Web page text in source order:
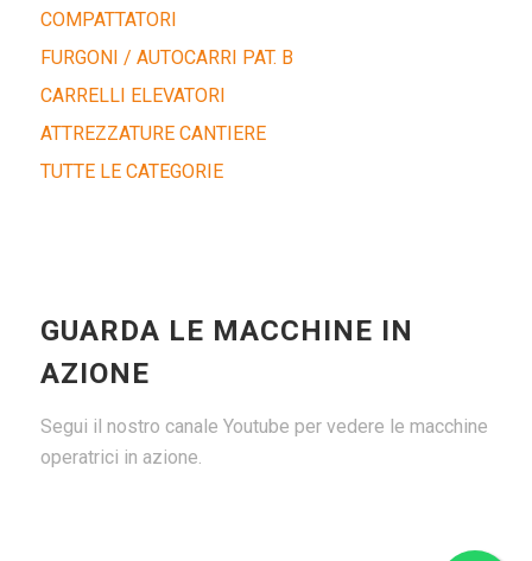
COMPATTATORI
FURGONI / AUTOCARRI PAT. B
CARRELLI ELEVATORI
ATTREZZATURE CANTIERE
TUTTE LE CATEGORIE
GUARDA LE MACCHINE IN
AZIONE
Segui il nostro canale Youtube per vedere le macchine
operatrici in azione.